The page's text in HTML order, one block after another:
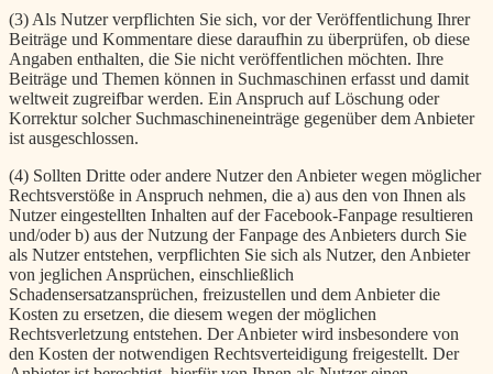
(3) Als Nutzer verpflichten Sie sich, vor der Veröffentlichung Ihrer
Beiträge und Kommentare diese daraufhin zu überprüfen, ob diese
Angaben enthalten, die Sie nicht veröffentlichen möchten. Ihre
Beiträge und Themen können in Suchmaschinen erfasst und damit
weltweit zugreifbar werden. Ein Anspruch auf Löschung oder
Korrektur solcher Suchmaschineneinträge gegenüber dem Anbieter
ist ausgeschlossen.
(4) Sollten Dritte oder andere Nutzer den Anbieter wegen möglicher
Rechtsverstöße in Anspruch nehmen, die a) aus den von Ihnen als
Nutzer eingestellten Inhalten auf der Facebook-Fanpage resultieren
und/oder b) aus der Nutzung der Fanpage des Anbieters durch Sie
als Nutzer entstehen, verpflichten Sie sich als Nutzer, den Anbieter
von jeglichen Ansprüchen, einschließlich
Schadensersatzansprüchen, freizustellen und dem Anbieter die
Kosten zu ersetzen, die diesem wegen der möglichen
Rechtsverletzung entstehen. Der Anbieter wird insbesondere von
den Kosten der notwendigen Rechtsverteidigung freigestellt. Der